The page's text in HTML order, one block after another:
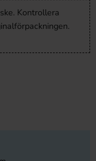
Kontrollera